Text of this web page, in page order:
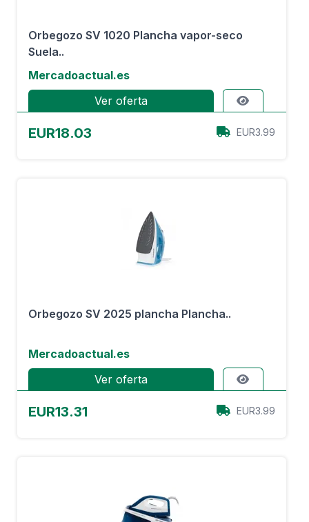
Orbegozo SV 1020 Plancha vapor-seco
Suela..
Mercadoactual.es
Ver oferta
EUR18.03 EUR3.99
Orbegozo SV 2025 plancha Plancha..
Mercadoactual.es
Ver oferta
EUR13.31 EUR3.99